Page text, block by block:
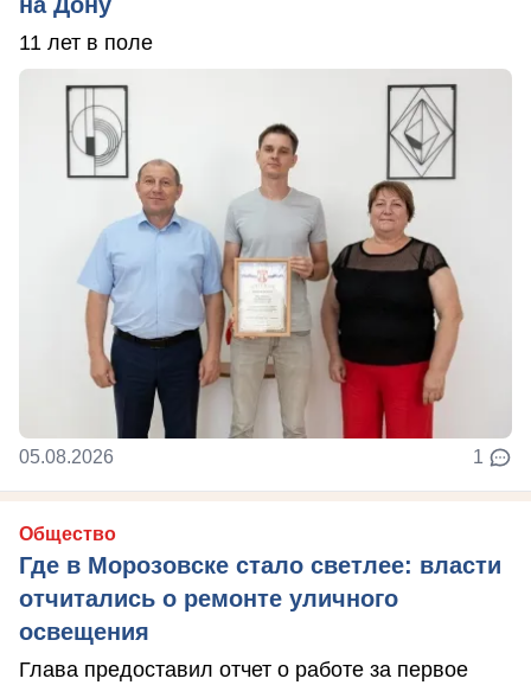
11 лет в поле
05.08.2026 1
Общество
Где в Морозовске стало светлее: власти
отчитались о ремонте уличного
освещения
Глава предоставил отчет о работе за первое